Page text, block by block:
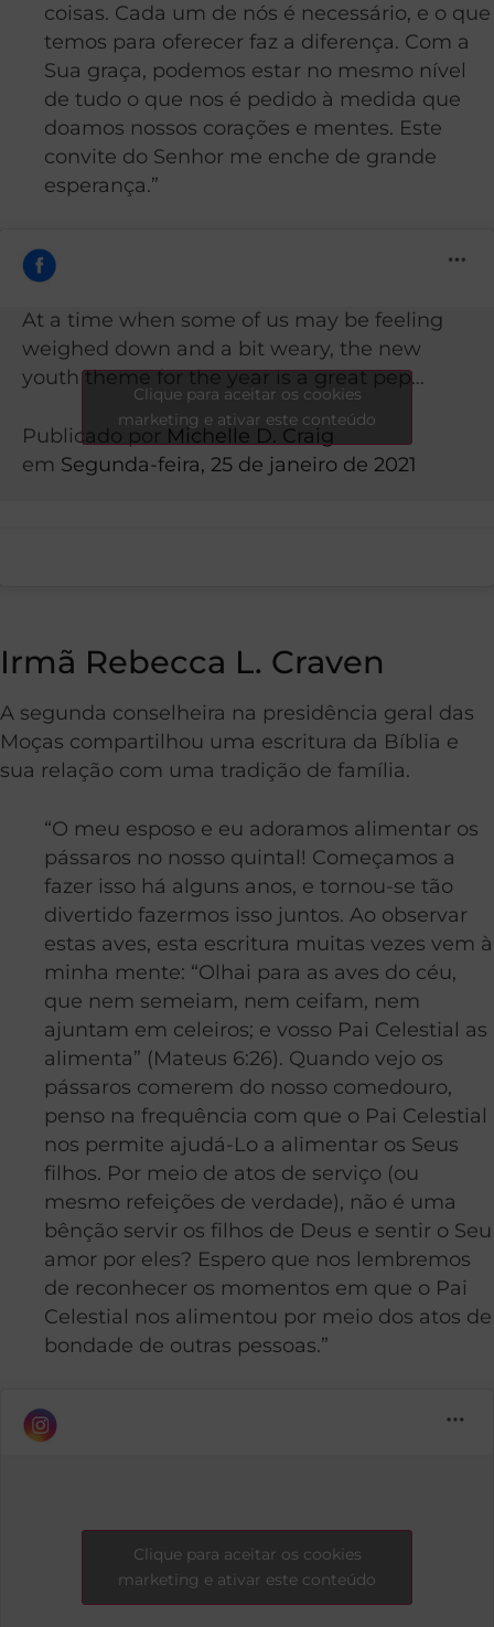
coisas. Cada um de nós é necessário, e o que
temos para oferecer faz a diferença. Com a
Sua graça, podemos estar no mesmo nível
de tudo o que nos é pedido à medida que
doamos nossos corações e mentes. Este
convite do Senhor me enche de grande
esperança.”
At a time when some of us may be feeling
weighed down and a bit weary, the new
youth theme for the year is a great pep…
Publicado por Michelle D. Craig
em Segunda-feira, 25 de janeiro de 2021
Clique para aceitar os cookies
marketing e ativar este conteúdo
Irmã Rebecca L. Craven
A segunda conselheira na presidência geral das
Moças compartilhou uma escritura da Bíblia e
sua relação com uma tradição de família.
“O meu esposo e eu adoramos alimentar os
pássaros no nosso quintal! Começamos a
fazer isso há alguns anos, e tornou-se tão
divertido fazermos isso juntos. Ao observar
estas aves, esta escritura muitas vezes vem à
minha mente: “Olhai para as aves do céu,
que nem semeiam, nem ceifam, nem
ajuntam em celeiros; e vosso Pai Celestial as
alimenta” (Mateus 6:26). Quando vejo os
pássaros comerem do nosso comedouro,
penso na frequência com que o Pai Celestial
nos permite ajudá-Lo a alimentar os Seus
filhos. Por meio de atos de serviço (ou
mesmo refeições de verdade), não é uma
bênção servir os filhos de Deus e sentir o Seu
amor por eles? Espero que nos lembremos
de reconhecer os momentos em que o Pai
Celestial nos alimentou por meio dos atos de
bondade de outras pessoas.”
Clique para aceitar os cookies
marketing e ativar este conteúdo